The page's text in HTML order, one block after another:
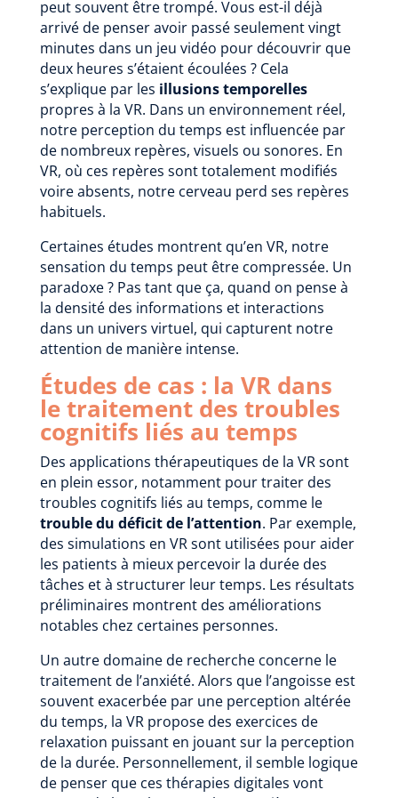
peut souvent être trompé. Vous est-il déjà
arrivé de penser avoir passé seulement vingt
minutes dans un jeu vidéo pour découvrir que
deux heures s’étaient écoulées ? Cela
s’explique par les illusions temporelles
propres à la VR. Dans un environnement réel,
notre perception du temps est influencée par
de nombreux repères, visuels ou sonores. En
VR, où ces repères sont totalement modifiés
voire absents, notre cerveau perd ses repères
habituels.
Certaines études montrent qu’en VR, notre
sensation du temps peut être compressée. Un
paradoxe ? Pas tant que ça, quand on pense à
la densité des informations et interactions
dans un univers virtuel, qui capturent notre
attention de manière intense.
Études de cas : la VR dans
le traitement des troubles
cognitifs liés au temps
Des applications thérapeutiques de la VR sont
en plein essor, notamment pour traiter des
troubles cognitifs liés au temps, comme le
trouble du déficit de l’attention. Par exemple,
des simulations en VR sont utilisées pour aider
les patients à mieux percevoir la durée des
tâches et à structurer leur temps. Les résultats
préliminaires montrent des améliorations
notables chez certaines personnes.
Un autre domaine de recherche concerne le
traitement de l’anxiété. Alors que l’angoisse est
souvent exacerbée par une perception altérée
du temps, la VR propose des exercices de
relaxation puissant en jouant sur la perception
de la durée. Personnellement, il semble logique
de penser que ces thérapies digitales vont